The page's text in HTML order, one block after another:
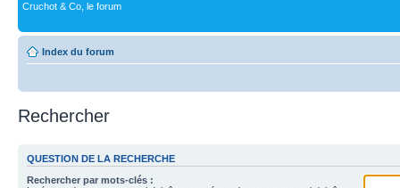
Cruchot & Co, le forum
Index du forum
Rechercher
QUESTION DE LA RECHERCHE
Rechercher par mots-clés :